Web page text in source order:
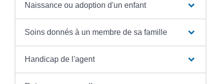
Naissance ou adoption d'un enfant
Soins donnés à un membre de sa famille
Handicap de l'agent